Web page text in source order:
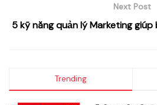
Next Post
5 kỹ năng quản lý Marketing
Trending